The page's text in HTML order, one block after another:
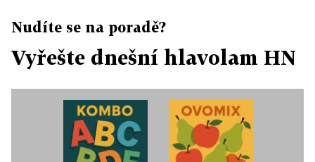
Nudíte se na poradě?
Vyřešte dnešní hlavolam HN